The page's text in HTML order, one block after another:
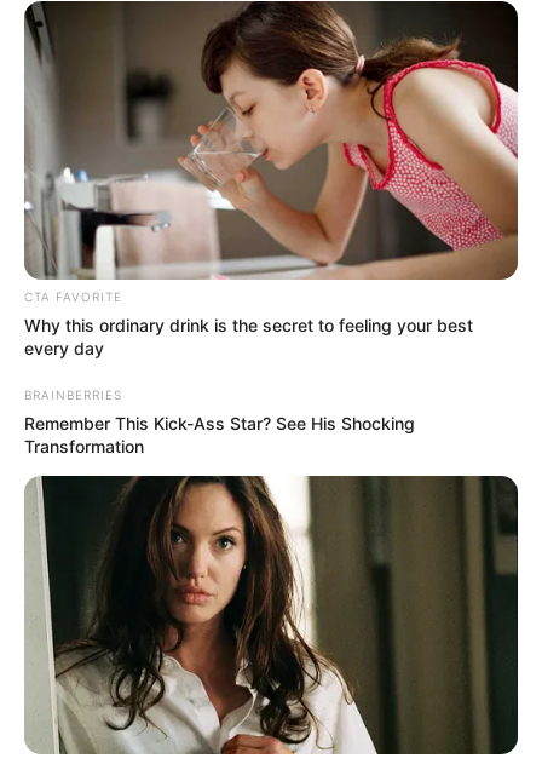
Megszólalt a volt főügyész: Hamarosan
következhet Rogán és Szijjártó
CTA FAVORITE
Why this ordinary drink is the secret to feeling your best
every day
BRAINBERRIES
Remember This Kick-Ass Star? See His Shocking
Transformation